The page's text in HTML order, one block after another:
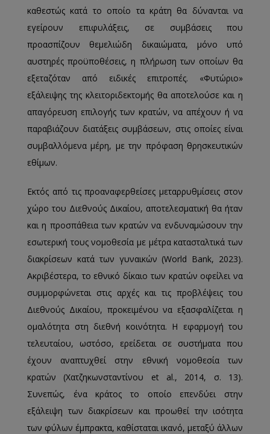
καθεστώς κατά το οποίο τα κράτη θα δύνανται να
εγείρουν επιφυλάξεις, σε συμβάσεις που
προασπίζουν θεμελιώδη δικαιώματα, μόνο υπό
αυστηρές προϋποθέσεις, η πλήρωση των οποίων θα
εξεταζόταν από ειδικές επιτροπές. «Φυτώριο»
εξάλειψης της κλειτοριδεκτομής θα αποτελούσε και η
απαγόρευση επιλογής των κρατών, να απέχουν ή να
παραβιάζουν διατάξεις συμβάσεων, στις οποίες είναι
συμβαλλόμενα μέρη, με την πρόφαση θρησκευτικών
εθίμων.
Εκτός από τις προαναφερθείσες μεταρρυθμίσεις στον
χώρο του Διεθνούς Δικαίου, αποτελεσματική θα ήταν
και η προσπάθεια των κρατών να ενδυναμώσουν την
εσωτερική τους νομοθεσία με μέτρα κατασταλτικά των
διακρίσεων κατά των γυναικών (World Bank, 2023).
Ακριβέστερα, το εθνικό δίκαιο των κρατών οφείλει να
συμμορφώνεται στις αρχές και τις προβλέψεις του
Διεθνούς Δικαίου, προκειμένου να εξασφαλίζεται η
ομαλότητα στη διεθνή κοινότητα. Η εφαρμογή του
τελευταίου, ωστόσο, ερείδεται σε συστήματα που
έχουν αναπτυχθεί στην εθνική νομοθεσία των
κρατών (Χατζηκωνσταντίνου et al., 2014, σ. 13).
Συνεπώς, ένα κράτος το οποίο επενδύει στην
εξάλειψη των διακρίσεων και προωθεί την ισότητα
των φύλων έμπρακτα, καθίσταται ικανό, μεταξύ άλλων